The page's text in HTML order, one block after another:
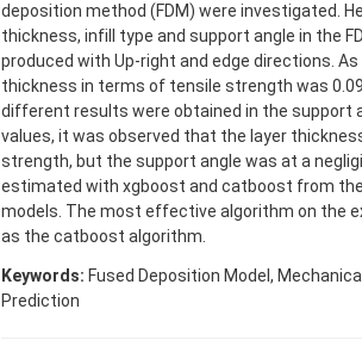
deposition method (FDM) were investigated.
thickness, infill type and support angle in the
produced with Up-right and edge directions.
thickness in terms of tensile strength was
different results were obtained in the support
values, it was observed that the layer
strength, but the support angle was at a
estimated with xgboost and catboost from
models. The most effective algorithm on the
as the catboost algorithm.
Keywords: Fused Deposition Model,
Prediction